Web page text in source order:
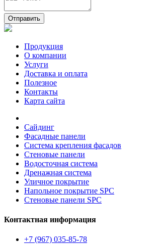
Отправить
Продукция
О компании
Услуги
Доставка и оплата
Полезное
Контакты
Карта сайта
Сайдинг
Фасадные панели
Система крепления фасадов
Стеновые панели
Водосточная система
Дренажная система
Уличное покрытие
Напольное покрытие SPC
Стеновые панели SPC
Контактная информация
+7 (967) 035-85-78